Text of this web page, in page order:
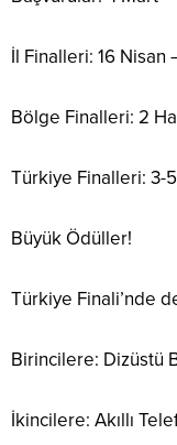
İl Finalleri: 16 Nisan
Bölge Finalleri: 2
Türkiye Finalleri: 3-
Büyük Ödüller!
Türkiye Finali’nde
Birincilere: Dizüstü
İkincilere: Akıllı